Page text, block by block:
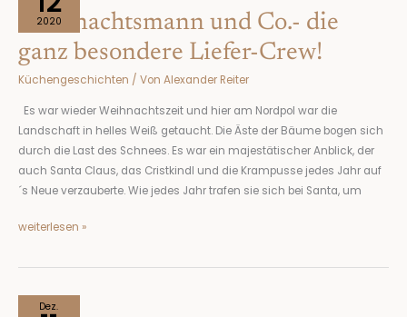
2020
Weihnachtsmann und Co.- die
ganz besondere Liefer-Crew!
Küchengeschichten / Von Alexander Reiter
Es war wieder Weihnachtszeit und hier am Nordpol war die
Landschaft in helles Weiß getaucht. Die Äste der Bäume bogen sich
durch die Last des Schnees. Es war ein majestätischer Anblick, der
auch Santa Claus, das Cristkindl und die Krampusse jedes Jahr auf
´s Neue verzauberte. Wie jedes Jahr trafen sie sich bei Santa, um
Co.-
ganz
besondere
weiterlesen »
Dez.
Franzls